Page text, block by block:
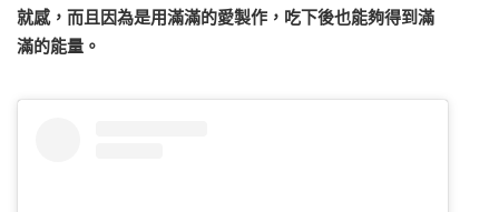
就感，而且因為是用滿滿的愛製作，吃下後也能夠得到滿
滿的能量。